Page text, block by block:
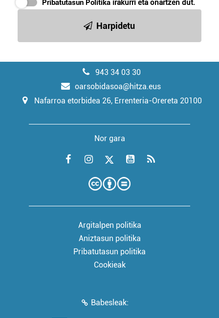
Pribatutasun Politika irakurri eta onartzen dut.
Harpidetu
943 34 03 30
oarsobidasoa@hitza.eus
Nafarroa etorbidea 26, Errenteria-Orereta 20100
Nor gara
Argitalpen politika
Aniztasun politika
Pribatutasun politika
Cookieak
Babesleak: